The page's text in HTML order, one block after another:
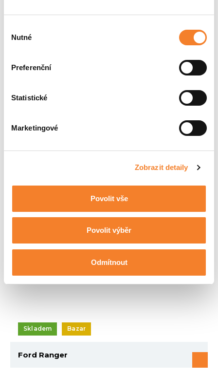
souhlasu
Nutné
Preferenční
Statistické
Marketingové
Zobrazit detaily
Povolit vše
Povolit výběr
Odmítnout
Skladem
DRAPÁKY ATLAS
Skladem Bazar
Ford Ranger